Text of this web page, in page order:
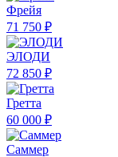
Фрейя
71 750 ₽
ЭЛОДИ
72 850 ₽
Гретта
60 000 ₽
Саммер